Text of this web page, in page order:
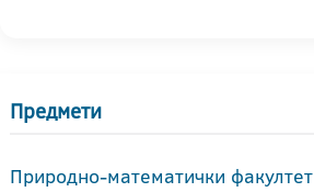
Предмети
Природно-математички факултет